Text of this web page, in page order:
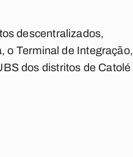
descentralizados,
o Terminal de Integração,
dos distritos de Catolé